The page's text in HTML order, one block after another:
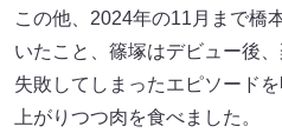
この他、2024年の11月まで橋
いたこと、篠塚はデビュー後
失敗してしまったエピソード
上がりつつ肉を食べました。